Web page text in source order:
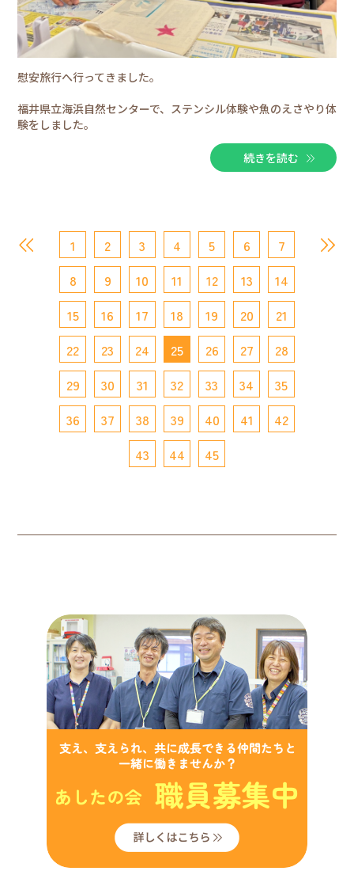
慰安旅行へ行ってきました。
福井県立海浜自然センターで、ステンシル体験や魚のえさやり体
験をしました。
続きを読む
1 2 3 4 5 6
7
8
9 10 11 12 13
14
15
16 17 18 19 20
21
22
23 24 25 26 27
28
29
30 31 32 33 34
35
36
37 38 39 40 41
42
43
44 45